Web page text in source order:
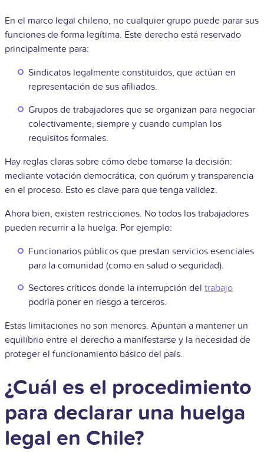
En el marco legal chileno, no cualquier grupo puede parar sus
funciones de forma legítima. Este derecho está reservado
principalmente para:
Sindicatos legalmente constituidos, que actúan en
representación de sus afiliados.
Grupos de trabajadores que se organizan para negociar
colectivamente, siempre y cuando cumplan los
requisitos formales.
Hay reglas claras sobre cómo debe tomarse la decisión:
mediante votación democrática, con quórum y transparencia
en el proceso. Esto es clave para que tenga validez.
Ahora bien, existen restricciones. No todos los trabajadores
pueden recurrir a la huelga. Por ejemplo:
Funcionarios públicos que prestan servicios esenciales
para la comunidad (como en salud o seguridad).
Sectores críticos donde la interrupción del trabajo
podría poner en riesgo a terceros.
Estas limitaciones no son menores. Apuntan a mantener un
equilibrio entre el derecho a manifestarse y la necesidad de
proteger el funcionamiento básico del país.
¿Cuál es el procedimiento
para declarar una huelga
legal en Chile?